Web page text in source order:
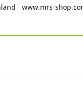
- www.mrs-